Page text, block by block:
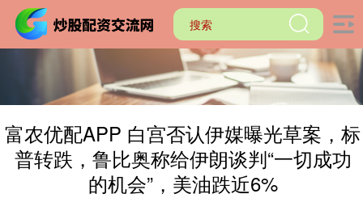
富农优配APP 白宫否认伊媒曝光草案，标
普转跌，鲁比奥称给伊朗谈判“一切成功
的机会”，美油跌近6%